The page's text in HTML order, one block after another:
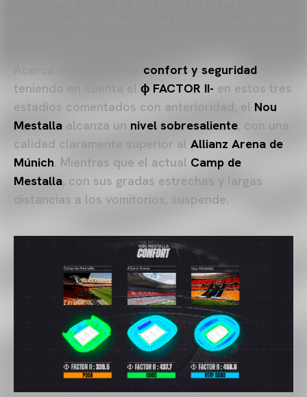
confort y seguridad
teniendo en cuenta el ɸ FACTOR II- en estos tres
estadios comentados con anterioridad, el Nou
Mestalla alcanza un nivel sobresaliente, con una
calidad claramente superior al Allianz Arena de
Múnich. Mientras que el actual Camp de
Mestalla, con sus gradas estrechas y largas
distancias a los vomitorios, suspende.